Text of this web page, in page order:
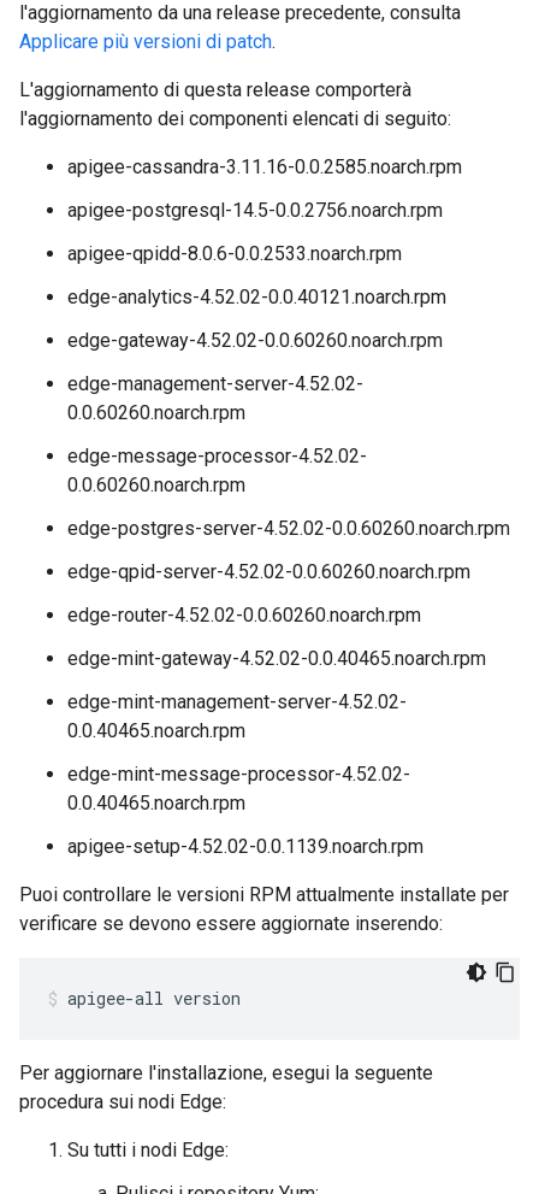
l'aggiornamento da una release precedente, consulta
Applicare più versioni di patch.
L'aggiornamento di questa release comporterà
l'aggiornamento dei componenti elencati di seguito:
apigee-cassandra-3.11.16-0.0.2585.noarch.rpm
apigee-postgresql-14.5-0.0.2756.noarch.rpm
apigee-qpidd-8.0.6-0.0.2533.noarch.rpm
edge-analytics-4.52.02-0.0.40121.noarch.rpm
edge-gateway-4.52.02-0.0.60260.noarch.rpm
edge-management-server-4.52.02-
0.0.60260.noarch.rpm
edge-message-processor-4.52.02-
0.0.60260.noarch.rpm
edge-postgres-server-4.52.02-0.0.60260.noarch.rpm
edge-qpid-server-4.52.02-0.0.60260.noarch.rpm
edge-router-4.52.02-0.0.60260.noarch.rpm
edge-mint-gateway-4.52.02-0.0.40465.noarch.rpm
edge-mint-management-server-4.52.02-
0.0.40465.noarch.rpm
edge-mint-message-processor-4.52.02-
0.0.40465.noarch.rpm
apigee-setup-4.52.02-0.0.1139.noarch.rpm
Puoi controllare le versioni RPM attualmente installate per
verificare se devono essere aggiornate inserendo:
apigee-all version
Per aggiornare l'installazione, esegui la seguente
procedura sui nodi Edge:
Su tutti i nodi Edge: